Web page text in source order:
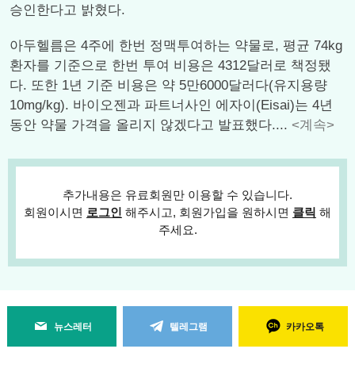
승인한다고 밝혔다.
아두헬름은 4주에 한번 정맥투여하는 약물로, 평균 74kg
환자를 기준으로 한번 투여 비용은 4312달러로 책정됐
다. 또한 1년 기준 비용은 약 5만6000달러다(유지용량
10mg/kg). 바이오젠과 파트너사인 에자이(Eisai)는 4년
동안 약물 가격을 올리지 않겠다고 발표했다.... <계속>
추가내용은 유료회원만 이용할 수 있습니다.
회원이시면 로그인 해주시고, 회원가입을 원하시면 클릭 해
주세요.
뉴스레터 텔레그램 카카오톡